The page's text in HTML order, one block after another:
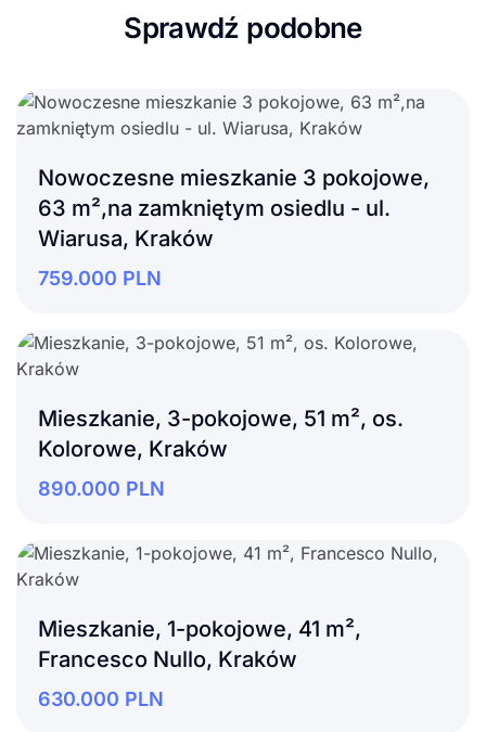
Sprawdź podobne
Nowoczesne mieszkanie 3 pokojowe,
63 m²,na zamkniętym osiedlu - ul.
Wiarusa, Kraków
759.000 PLN
Mieszkanie, 3-pokojowe, 51 m², os.
Kolorowe, Kraków
890.000 PLN
Mieszkanie, 1-pokojowe, 41 m²,
Francesco Nullo, Kraków
630.000 PLN